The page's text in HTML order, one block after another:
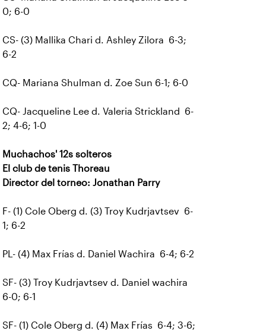
0; 6-0
CS- (3) Mallika Chari d. Ashley Zilora 6-3;
6-2
CQ- Mariana Shulman d. Zoe Sun 6-1; 6-0
CQ- Jacqueline Lee d. Valeria Strickland 6-
2; 4-6; 1-0
Muchachos' 12s solteros
El club de tenis Thoreau
Director del torneo: Jonathan Parry
F- (1) Cole Oberg d. (3) Troy Kudrjavtsev 6-
1; 6-2
PL- (4) Max Frías d. Daniel Wachira 6-4; 6-2
SF- (3) Troy Kudrjavtsev d. Daniel wachira
6-0; 6-1
SF- (1) Cole Oberg d. (4) Max Frías 6-4; 3-6;